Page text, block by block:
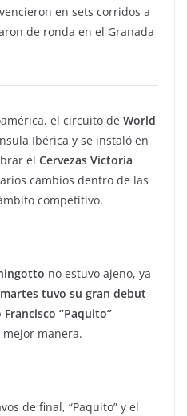
en sets corridos a
de ronda en el Granada
el circuito de World
Ibérica y se instaló en
el Cervezas Victoria
cambios dentro de las
competitivo.
no estuvo ajeno, ya
tuvo su gran debut
“Paquito”
manera.
de final, “Paquito” y el